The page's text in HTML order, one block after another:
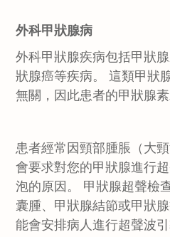
外科甲狀腺病
外科甲狀腺疾病包括甲狀
狀腺癌等疾病。 這類甲狀
無關，因此患者的甲狀腺素
患者經常因頸部腫脹（大
會要求對您的甲狀腺進行
泡的原因。 甲狀腺超聲檢
囊腫、甲狀腺結節或甲狀
能會安排病人進行超聲波